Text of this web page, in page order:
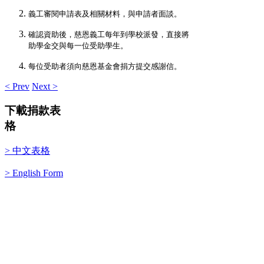
義工審閱申請表及相關材料，與申請者面談。
確認資助後，慈恩義工每年到學校派發，直接將
助學金交與每一位受助學生。
每位受助者須向慈恩基金會捐方提交感謝信。
< Prev Next >
下載捐款表
格
> 中文表格
> English Form